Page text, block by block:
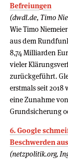
Befreiungen
(dwdl.de, Timo
Wie Timo
aus dem
8,74 Milliarden
vieler
zurückgeführt.
erstmals seit
eine Zunahme
Grundsicherung
6. Google
Beschwerden
(netzpolitik.org,